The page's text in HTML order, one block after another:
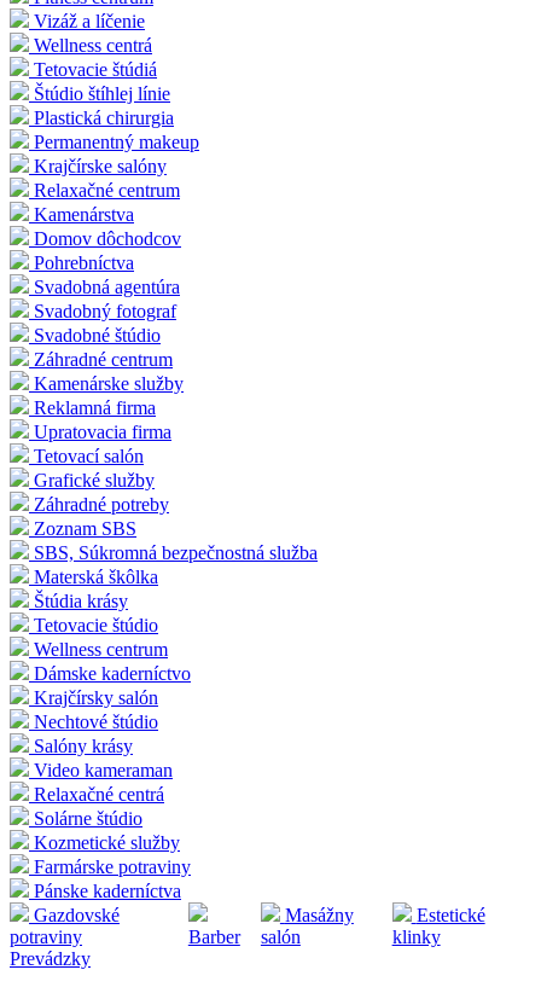
Vizáž a líčenie
Wellness centrá
Tetovacie štúdiá
Štúdio štíhlej línie
Plastická chirurgia
Permanentný makeup
Krajčírske salóny
Relaxačné centrum
Kamenárstva
Domov dôchodcov
Pohrebníctva
Svadobná agentúra
Svadobný fotograf
Svadobné štúdio
Záhradné centrum
Kamenárske služby
Reklamná firma
Upratovacia firma
Tetovací salón
Grafické služby
Záhradné potreby
Zoznam SBS
SBS, Súkromná bezpečnostná služba
Materská škôlka
Štúdia krásy
Tetovacie štúdio
Wellness centrum
Dámske kaderníctvo
Krajčírsky salón
Nechtové štúdio
Salóny krásy
Video kameraman
Relaxačné centrá
Solárne štúdio
Kozmetické služby
Farmárske potraviny
Pánske kaderníctva
Gazdovské
potraviny
Barber
Masážny
salón
Estetické
klinky
Prevádzky